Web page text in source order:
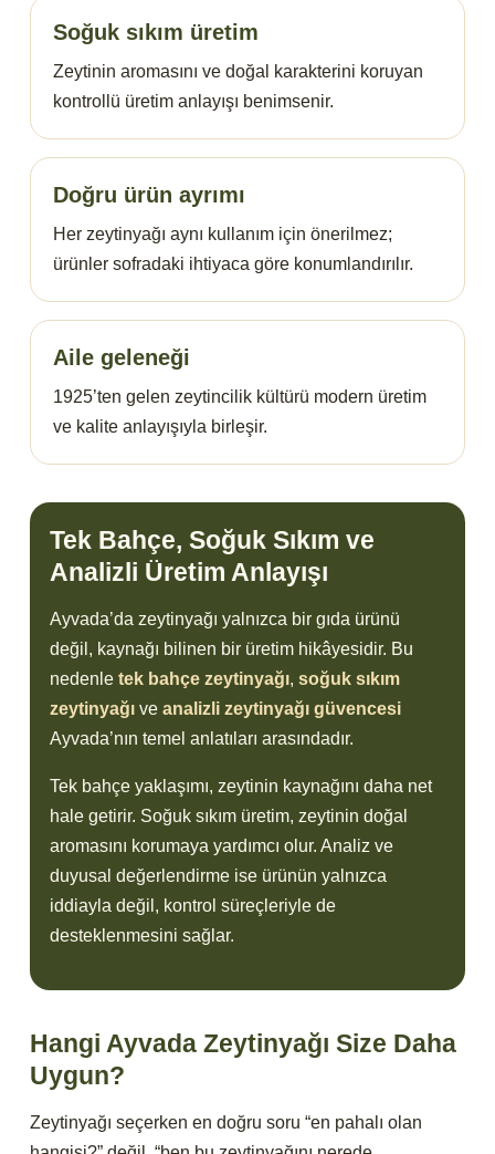
Soğuk sıkım üretim
Zeytinin aromasını ve doğal karakterini koruyan
kontrollü üretim anlayışı benimsenir.
Doğru ürün ayrımı
Her zeytinyağı aynı kullanım için önerilmez;
ürünler sofradaki ihtiyaca göre konumlandırılır.
Aile geleneği
1925’ten gelen zeytincilik kültürü modern üretim
ve kalite anlayışıyla birleşir.
Tek Bahçe, Soğuk Sıkım ve
Analizli Üretim Anlayışı
Ayvada’da zeytinyağı yalnızca bir gıda ürünü
değil, kaynağı bilinen bir üretim hikâyesidir. Bu
nedenle tek bahçe zeytinyağı, soğuk sıkım
zeytinyağı ve analizli zeytinyağı güvencesi
Ayvada’nın temel anlatıları arasındadır.
Tek bahçe yaklaşımı, zeytinin kaynağını daha net
hale getirir. Soğuk sıkım üretim, zeytinin doğal
aromasını korumaya yardımcı olur. Analiz ve
duyusal değerlendirme ise ürünün yalnızca
iddiayla değil, kontrol süreçleriyle de
desteklenmesini sağlar.
Hangi Ayvada Zeytinyağı Size Daha
Uygun?
Zeytinyağı seçerken en doğru soru “en pahalı olan